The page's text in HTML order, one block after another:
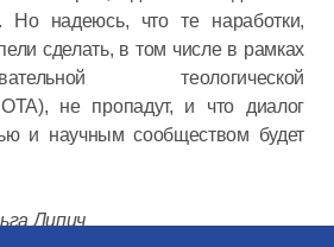
Но надеюсь, что те наработки,
сделать, в том числе в рамках
теологической
не пропадут, и что диалог
и научным сообществом будет
Липич